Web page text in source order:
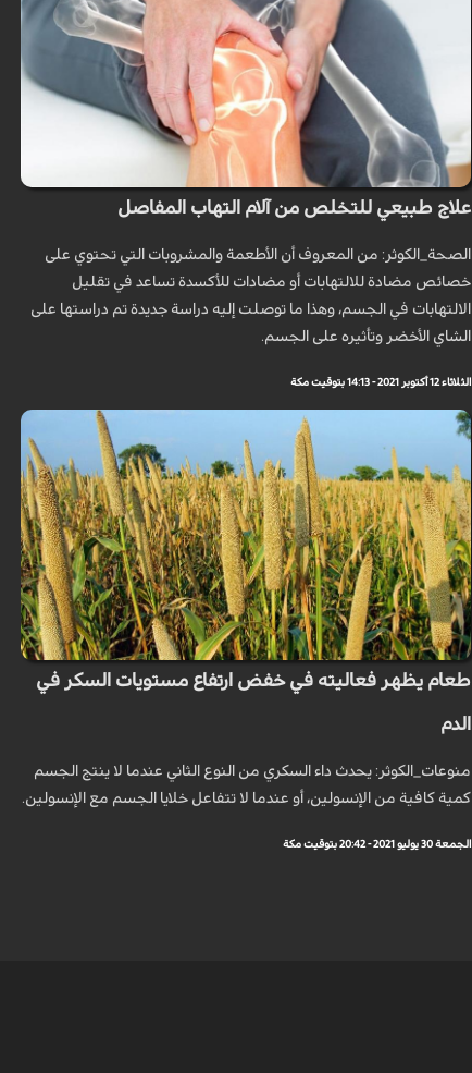
علاج طبيعي للتخلص من آلام التهاب المفاصل
الصحة_الكوثر: من المعروف أن الأطعمة والمشروبات التي تحتوي على
خصائص مضادة للالتهابات أو مضادات للأكسدة تساعد في تقليل
الالتهابات في الجسم، وهذا ما توصلت إليه دراسة جديدة تم دراستها على
الشاي الأخضر وتأثيره على الجسم.
الثلاثاء 12 أكتوبر 2021 - 14:13 بتوقيت مكة
طعام يظهر فعاليته في خفض ارتفاع مستويات السكر في
الدم
منوعات_الكوثر: يحدث داء السكري من النوع الثاني عندما لا ينتج الجسم
كمية كافية من الإنسولين، أو عندما لا تتفاعل خلايا الجسم مع الإنسولين.
الجمعة 30 يوليو 2021 - 20:42 بتوقيت مكة